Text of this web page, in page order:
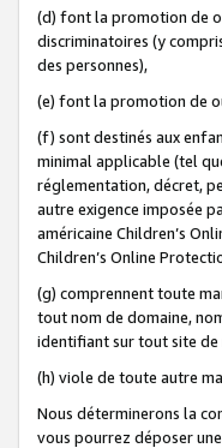
(d) font la promotion de
discriminatoires (y
des personnes),
(e) font la promotion de
(f) sont destinés aux
minimal applicable (tel
réglementation, décret,
autre exigence imposée
américaine Children’s
Children’s Online
(g) comprennent toute
tout nom de domaine,
identifiant sur tout site de
(h) viole de toute autre
Nous déterminerons la
vous pourrez déposer